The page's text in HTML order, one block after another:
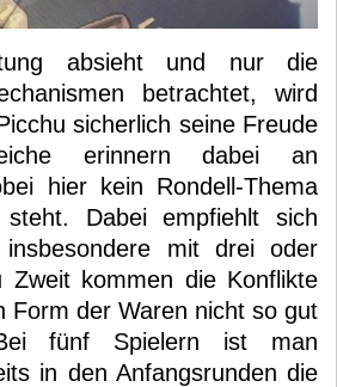
absieht und nur die
betrachtet, wird
sicherlich seine Freude
erinnern dabei an
hier kein Rondell-Thema
steht. Dabei empfiehlt sich
insbesondere mit drei oder
Zweit kommen die Konflikte
Form der Waren nicht so gut
fünf Spielern ist man
in den Anfangsrunden die